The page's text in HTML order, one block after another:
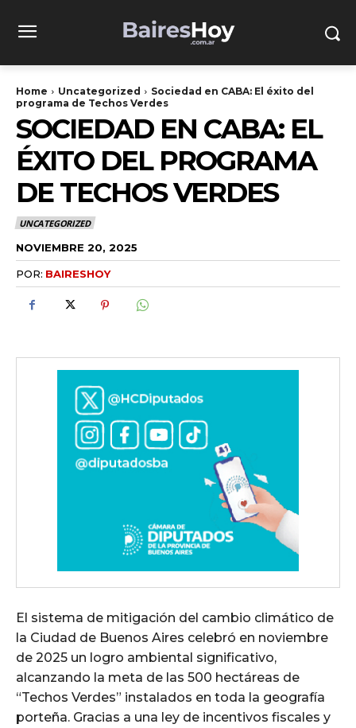
Home Uncategorized
Sociedad en CABA: El éxito del
programa de Techos Verdes
SOCIEDAD EN CABA: EL
ÉXITO DEL PROGRAMA
DE TECHOS VERDES
UNCATEGORIZED
NOVIEMBRE 20, 2025
POR: BAIRESHOY
El sistema de mitigación del cambio climático de
la Ciudad de Buenos Aires celebró en noviembre
de 2025 un logro ambiental significativo,
alcanzando la meta de las 500 hectáreas de
“Techos Verdes” instalados en toda la geografía
porteña. Gracias a una ley de incentivos fiscales y